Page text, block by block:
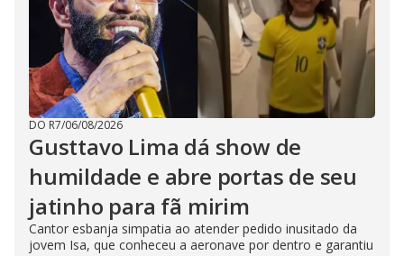
DO R7/06/08/2026
Gusttavo Lima dá show de
humildade e abre portas de seu
jatinho para fã mirim
Cantor esbanja simpatia ao atender pedido inusitado da
jovem Isa, que conheceu a aeronave por dentro e garantiu